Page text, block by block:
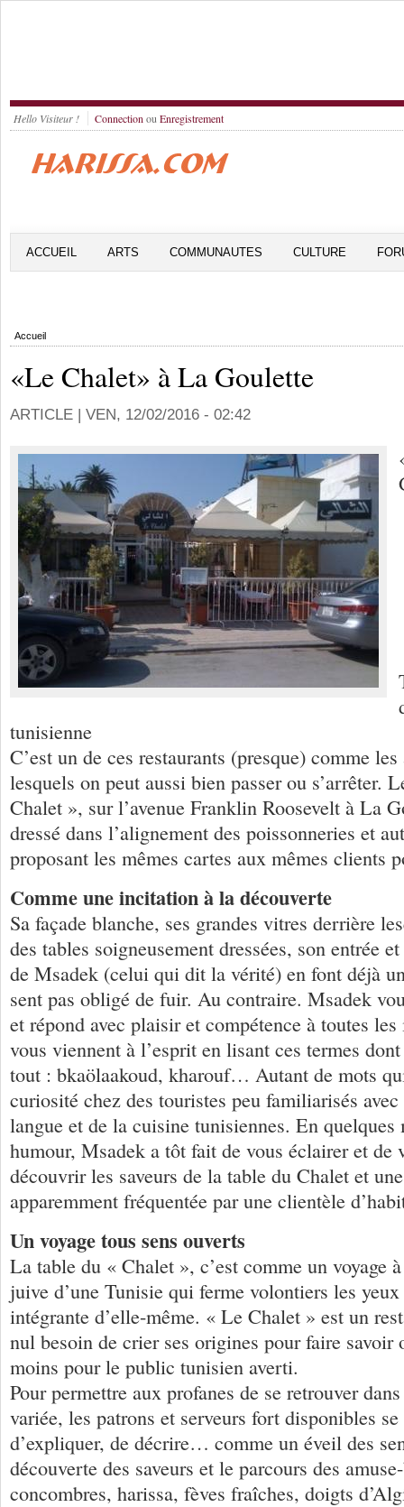
Hello Visiteur ! Connection ou Enregistrement
ACCUEIL ARTS COMMUNAUTES CULTURE
Accueil
«Le Chalet» à La Goulette
ARTICLE | VEN, 12/02/2016 - 02:42
tunisienne
C’est un de ces restaurants (presque) comme
lesquels on peut aussi bien passer ou s’arrêter.
Chalet », sur l’avenue Franklin Roosevelt à La
dressé dans l’alignement des poissonneries et
proposant les mêmes cartes aux mêmes
Comme une incitation à la découverte
Sa façade blanche, ses grandes vitres derrière
des tables soigneusement dressées, son entrée
de Msadek (celui qui dit la vérité) en font déjà
sent pas obligé de fuir. Au contraire. Msadek
et répond avec plaisir et compétence à toutes
vous viennent à l’esprit en lisant ces termes
tout : bkaölaakoud, kharouf… Autant de mots
curiosité chez des touristes peu familiarisés
langue et de la cuisine tunisiennes. En quelques
humour, Msadek a tôt fait de vous éclairer et de
découvrir les saveurs de la table du Chalet et
apparemment fréquentée par une clientèle
Un voyage tous sens ouverts
La table du « Chalet », c’est comme un voyage
juive d’une Tunisie qui ferme volontiers les
intégrante d’elle-même. « Le Chalet » est un
nul besoin de crier ses origines pour faire savoir
moins pour le public tunisien averti.
Pour permettre aux profanes de se retrouver
variée, les patrons et serveurs fort disponibles
d’expliquer, de décrire… comme un éveil des
découverte des saveurs et le parcours des
concombres, harissa, fèves fraîches, doigts